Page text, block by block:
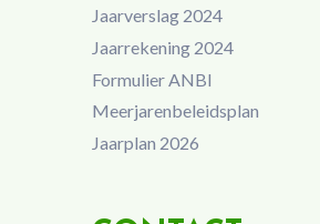
Jaarverslag 2024
Jaarrekening 2024
Formulier ANBI
Meerjarenbeleidsplan
Jaarplan 2026